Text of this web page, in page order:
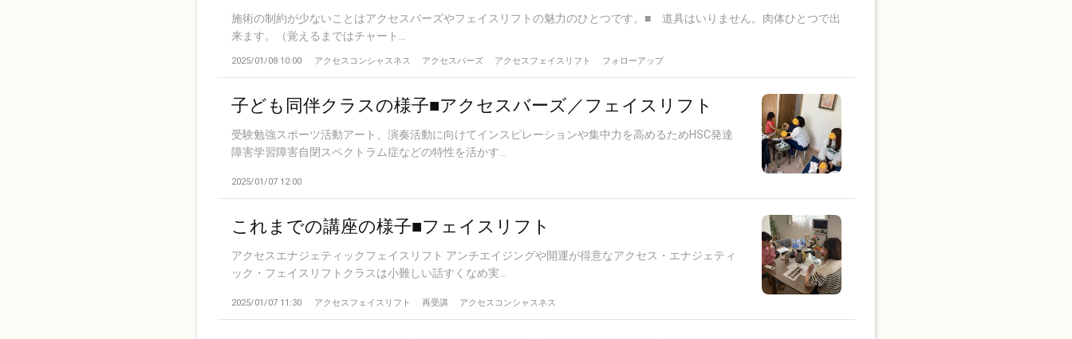
施術の制約が少ないことはアクセスバーズやフェイスリフトの魅力のひとつです。■ 道具はいりません。肉体ひとつで出
来ます。（覚えるまではチャート...
2025/01/08 10:00 アクセスコンシャスネス アクセスバーズ アクセスフェイスリフト フォローアップ
子ども同伴クラスの様子■アクセスバーズ／フェイスリフト
受験勉強スポーツ活動アート、演奏活動に向けてインスピレーションや集中力を高めるためHSC発達
障害学習障害自閉スペクトラム症などの特性を活かす...
2025/01/07 12:00
これまでの講座の様子■フェイスリフト
アクセスエナジェティックフェイスリフト アンチエイジングや開運が得意なアクセス・エナジェティ
ック・フェイスリフトクラスは小難しい話すくなめ実...
2025/01/07 11:30 アクセスフェイスリフト 再受講 アクセスコンシャスネス